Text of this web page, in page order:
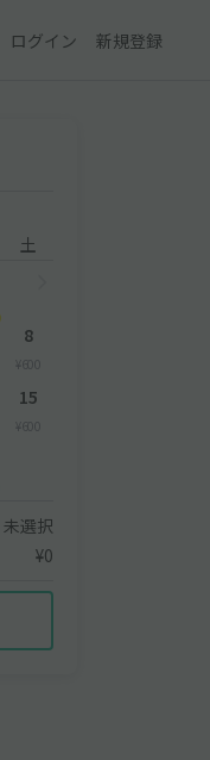
ログイン 新規登録
土
8
¥600
15
¥600
未選択
¥0